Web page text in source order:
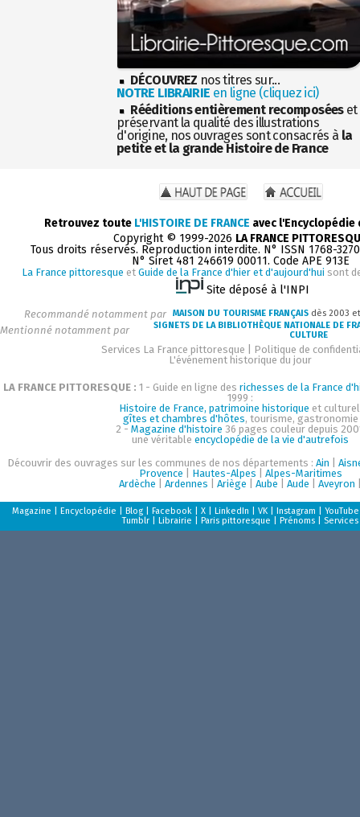
DÉCOUVREZ nos titres sur...
NOTRE LIBRAIRIE en ligne (cliquez ici)
Rééditions entièrement recomposéeset
préservant la qualité des illustrations
d'origine, nos ouvrages sont consacrés à la
petite et la grande Histoire de France
Retrouvez toute L'HISTOIRE DE FRANCE avec
Copyright © 1999-2026 LA FRANCE
Tous droits réservés. Reproduction interdite. N° ISSN 1768-
N° Siret 481 246619 00011. Code APE 913E
La France pittoresque et Guide de la France d'hier et d'aujourd'hui sont
Site déposé à l'INPI
Recommandé notamment par MAISON DU TOURISME FRANÇAIS dès 2003
Mentionné notamment par
SIGNETS DE LA BIBLIOTHÈQUE NATIONALE DE
CULTURE
Services La France pittoresque
Politique de
L'événement historique du jour
LA FRANCE PITTORESQUE : 1 - Guide en ligne des richesses de la France
1999 :
Histoire de France, patrimoine historique et
gîtes et chambres d'hôtes, tourisme, gastronomie
2 - Magazine d'histoire 36 pages couleur depuis
une véritableencyclopédie de la vie d'autrefois
Découvrir des ouvrages sur les communes de nos départements :Ain |
Provence
Hautes-Alpes
Alpes-Maritimes
Ardèche |Ardennes |Ariège |Aube |Aude |Aveyron
Magazine |Encyclopédie |Blog |Facebook |X |LinkedIn |VK |Instagram |YouTube
Tumblr |Librairie |Paris pittoresque |Prénoms Services